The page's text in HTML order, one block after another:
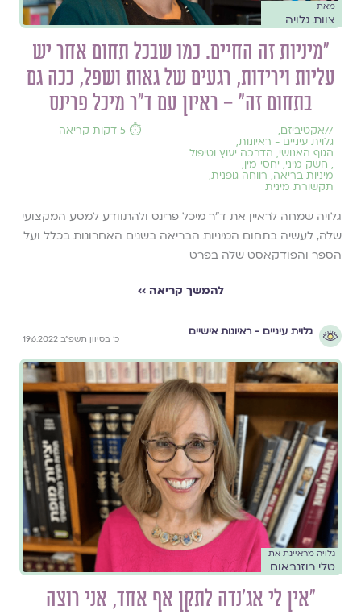
מאת
צוות גלויה
״מיניות זה החיים. כמו שבכל תחום אחר יש
עליות וירידות, רגעים של גאות ושפל, ככה גם
בתחום זה״ – ראיון עם ד״ר מיכל פרינס
//אקטיביזם,
גלוית עיניים - ראיונות,
הגוף האנושי, הדרכה יעוץ וטיפול
, חשק מיני, יחסי מין,
מיניות בריאה, רווחה גופנית,
תקשורת מינית
⏱️ 5 דקות קריאה
גלויה שמחה לראיין את ד״ר מיכל פרינס ולהתוודע למסע המקצועי
שלה, לעשיה בתחום המיניות הבריאה בשנים האחרונות בכלל ועל
הספר והפודקאסט שלה בפרט
להמשך קריאה ››
גלוית עיניים - ראיונות אישיים
כ׳ בסיוון תשפ״ב 19.6.2022
גלויה מראיינת את
טלי רוזנבאום
״אין לי אג'נדה לתקן אף אחד, אני רוצה